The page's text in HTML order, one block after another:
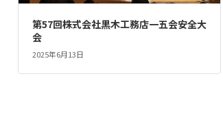
第57回株式会社黒木工務店一五会安全大
会
2025年6月13日